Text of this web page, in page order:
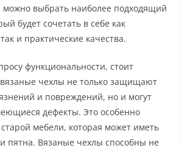
можно выбрать наиболее подходящий
будет сочетать в себе как
и практические качества.
функциональности, стоит
чехлы не только защищают
и повреждений, но и могут
дефекты. Это особенно
старой мебели, которая может иметь
пятна. Вязаные чехлы способны не